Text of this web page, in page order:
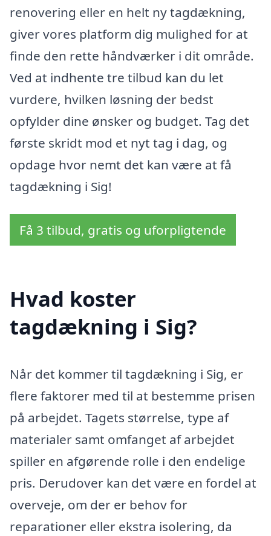
renovering eller en helt ny tagdækning,
giver vores platform dig mulighed for at
finde den rette håndværker i dit område.
Ved at indhente tre tilbud kan du let
vurdere, hvilken løsning der bedst
opfylder dine ønsker og budget. Tag det
første skridt mod et nyt tag i dag, og
opdage hvor nemt det kan være at få
tagdækning i Sig!
Få 3 tilbud, gratis og uforpligtende
Hvad koster
tagdækning i Sig?
Når det kommer til tagdækning i Sig, er
flere faktorer med til at bestemme prisen
på arbejdet. Tagets størrelse, type af
materialer samt omfanget af arbejdet
spiller en afgørende rolle i den endelige
pris. Derudover kan det være en fordel at
overveje, om der er behov for
reparationer eller ekstra isolering, da